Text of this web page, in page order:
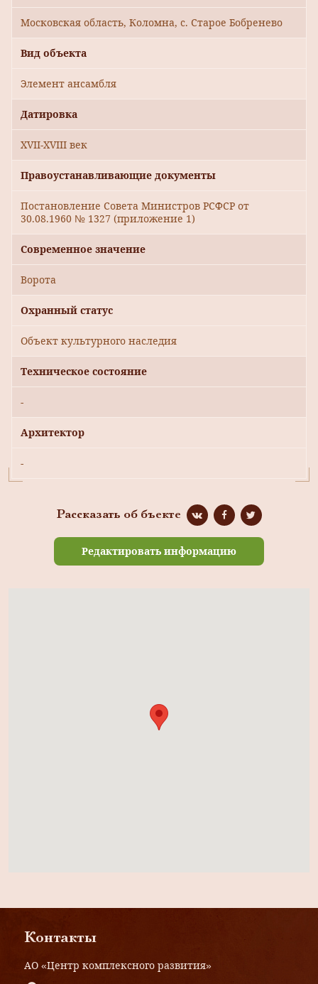
Московская область, Коломна, с. Старое Бобренево
Вид объекта
Элемент ансамбля
Датировка
XVII-XVIII век
Правоустанавливающие документы
Постановление Совета Министров РСФСР от
30.08.1960 № 1327 (приложение 1)
Современное значение
Ворота
Охранный статус
Объект культурного наследия
Техническое состояние
-
Архитектор
-
Рассказать об бъекте
Редактировать информацию
Контакты
АО «Центр комплексного развития»